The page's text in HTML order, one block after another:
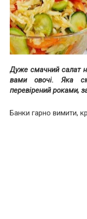
Дуже смачний салат
вами овочі. Яка
перевірений роками,
Банки гарно вимити,